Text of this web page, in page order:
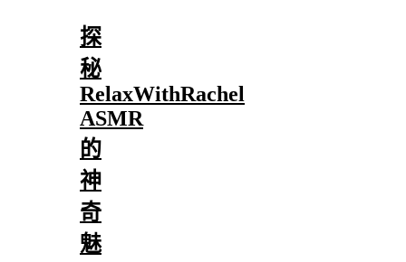
探
秘
RelaxWithRachel
ASMR
的
神
奇
魅